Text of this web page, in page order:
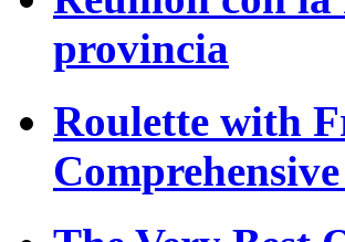
provincia
Roulette with